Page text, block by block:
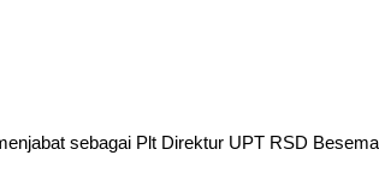
sebagai Plt Direktur UPT RSD